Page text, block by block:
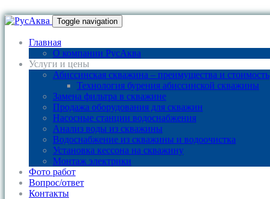
Toggle navigation
Главная
О компании РусАква
Услуги и цены
Абиссинская скважина – преимущества и стоимость
Технология бурения абиссинской скважины
Замена фильтра в скважине
Продажа оборудования для скважин
Насосные станции водоснабжения
Анализ воды из скважины
Водоснабжение из скважины и водоочистка
Установка кессона на скважину
Монтаж электрики
Фото работ
Вопрос/ответ
Контакты